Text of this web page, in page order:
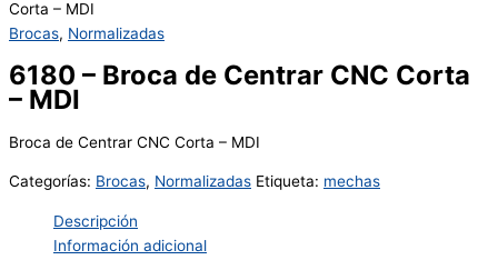
Corta – MDI
Brocas, Normalizadas
6180 – Broca de Centrar CNC Corta
– MDI
Broca de Centrar CNC Corta – MDI
Categorías: Brocas, Normalizadas Etiqueta: mechas
Descripción
Información adicional